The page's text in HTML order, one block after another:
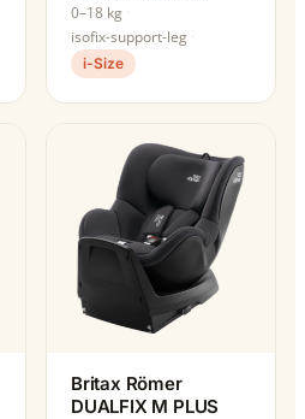
0–18 kg
isofix-support-leg
i-Size
Britax Römer
DUALFIX M PLUS